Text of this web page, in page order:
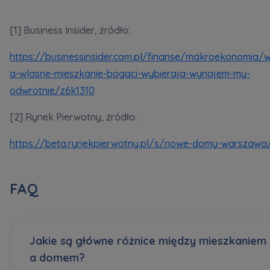
spółki z Grupy Kapitałowej Murapol. Więcej o
tym jak przetwarzamy dane, wykorzystujemy
cookies i jakie przysługują Ci prawa znajdziesz
[1] Business Insider, źródło:
https://businessinsider.com.pl/finanse/makroekonomia/
a-wlasne-mieszkanie-bogaci-wybieraja-wynajem-my-
odwrotnie/z6k1310
[2] Rynek Pierwotny, źródło:
https://beta.rynekpierwotny.pl/s/nowe-domy-
FAQ
Jakie są główne różnice między mieszkaniem
a domem?